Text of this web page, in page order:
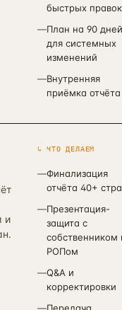
быстрых правок
—План на 90 дней
для системных
изменений
—Внутренняя
приёмка отчёта
и
↳ ЧТО ДЕЛАЕМ
—Финализация
отчёта 40+
—Презентация-
защита с
собственником
РОПом
—Q&A и
корректировки